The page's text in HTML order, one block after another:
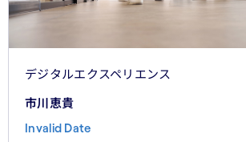
デジタルエクスペリエンス
市川恵貴
Invalid Date